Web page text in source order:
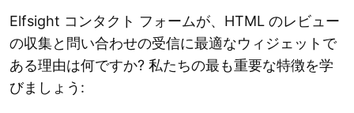
Elfsight コンタクト フォームが、HTML のレビュー
の収集と問い合わせの受信に最適なウィジェットで
ある理由は何ですか? 私たちの最も重要な特徴を学
びましょう: